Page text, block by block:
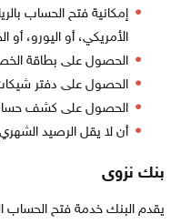
إمكانية فتح الحساب
الأمريكي، أو اليورو، أو
الحصول على بطاقة
الحصول على دفتر
الحصول على كشف حساب
أن لا يقل الرصيد الشهري في
بنك نزوى
يقدم البنك خدمة فتح الحساب